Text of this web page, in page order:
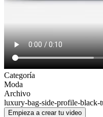
Categoría
Moda
Archivo
luxury-bag-side-profile-black-
Empieza a crear tu video